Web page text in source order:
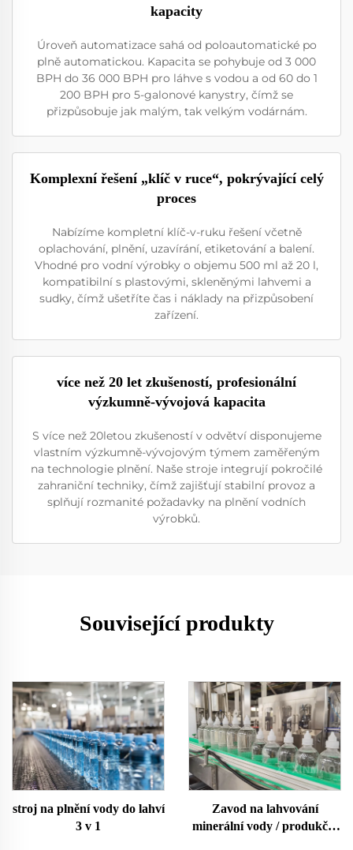
kapacity
Úroveň automatizace sahá od poloautomatické po
plně automatickou. Kapacita se pohybuje od 3 000
BPH do 36 000 BPH pro láhve s vodou a od 60 do 1
200 BPH pro 5-galonové kanystry, čímž se
přizpůsobuje jak malým, tak velkým vodárnám.
Komplexní řešení „klíč v ruce“, pokrývající celý
proces
Nabízíme kompletní klíč-v-ruku řešení včetně
oplachování, plnění, uzavírání, etiketování a balení.
Vhodné pro vodní výrobky o objemu 500 ml až 20 l,
kompatibilní s plastovými, skleněnými lahvemi a
sudky, čímž ušetříte čas i náklady na přizpůsobení
zařízení.
více než 20 let zkušeností, profesionální
výzkumně-vývojová kapacita
S více než 20letou zkušeností v odvětví disponujeme
vlastním výzkumně-vývojovým týmem zaměřeným
na technologie plnění. Naše stroje integrují pokročilé
zahraniční techniky, čímž zajišťují stabilní provoz a
splňují rozmanité požadavky na plnění vodních
výrobků.
Související produkty
stroj na plnění vody do lahví
3 v 1
Zavod na lahvování
minerální vody / produkční